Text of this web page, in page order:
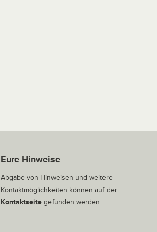
Eure Hinweise
Abgabe von Hinweisen und weitere
Kontaktmöglichkeiten können auf der
Kontaktseitegefunden werden.